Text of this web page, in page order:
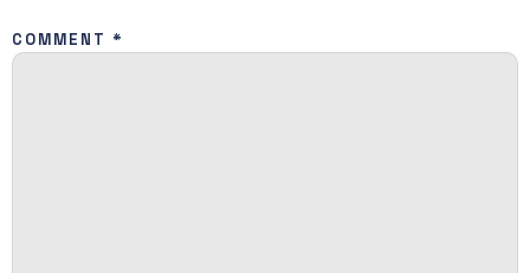
COMMENT *